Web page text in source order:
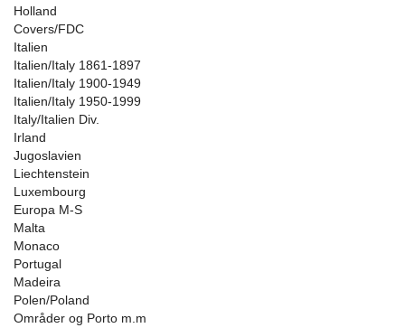
Holland
Covers/FDC
Italien
Italien/Italy 1861-1897
Italien/Italy 1900-1949
Italien/Italy 1950-1999
Italy/Italien Div.
Irland
Jugoslavien
Liechtenstein
Luxembourg
Europa M-S
Malta
Monaco
Portugal
Madeira
Polen/Poland
Områder og Porto m.m